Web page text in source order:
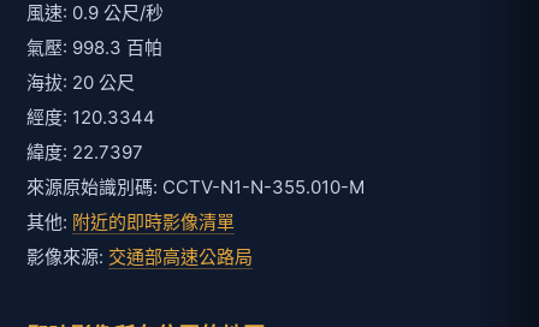
風速: 0.9 公尺/秒
氣壓: 998.3 百帕
海拔: 20 公尺
經度: 120.3344
緯度: 22.7397
來源原始識別碼: CCTV-N1-N-355.010-M
其他: 附近的即時影像清單
影像來源: 交通部高速公路局